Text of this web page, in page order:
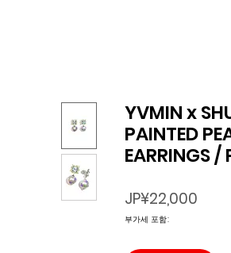
YVMIN x
PAINTED
EARRINGS /
JP¥22,000
부가세 포함: